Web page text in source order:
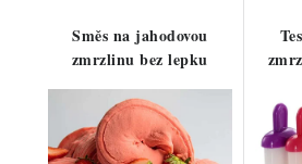
Směs na jahodovou
zmrzlinu bez lepku